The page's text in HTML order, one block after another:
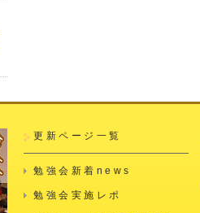
更新ページ一覧
勉強会新着news
勉強会実施レポ